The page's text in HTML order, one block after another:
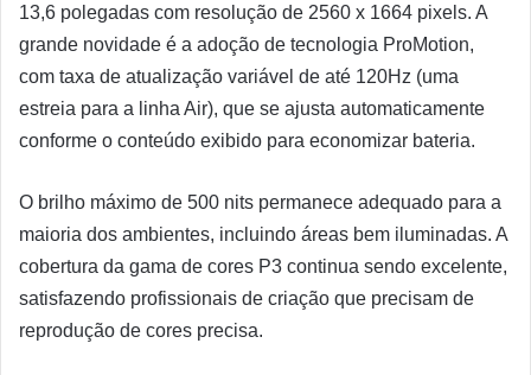
13,6 polegadas com resolução de 2560 x 1664 pixels. A
grande novidade é a adoção de tecnologia ProMotion,
com taxa de atualização variável de até 120Hz (uma
estreia para a linha Air), que se ajusta automaticamente
conforme o conteúdo exibido para economizar bateria.
O brilho máximo de 500 nits permanece adequado para a
maioria dos ambientes, incluindo áreas bem iluminadas. A
cobertura da gama de cores P3 continua sendo excelente,
satisfazendo profissionais de criação que precisam de
reprodução de cores precisa.